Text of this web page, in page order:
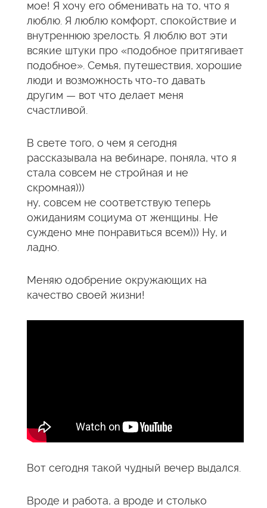
мое! Я хочу его обменивать на то, что я
люблю. Я люблю комфорт, спокойствие и
внутреннюю зрелость. Я люблю вот эти
всякие штуки про «подобное притягивает
подобное». Семья, путешествия, хорошие
люди и возможность что-то давать
другим — вот что делает меня
счастливой.
В свете того, о чем я сегодня
рассказывала на вебинаре, поняла, что я
стала совсем не стройная и не
скромная)))
ну, совсем не соответствую теперь
ожиданиям социума от женщины. Не
суждено мне понравиться всем))) Ну, и
ладно.
Меняю одобрение окружающих на
качество своей жизни!
Вот сегодня такой чудный вечер выдался.
Вроде и работа, а вроде и столько